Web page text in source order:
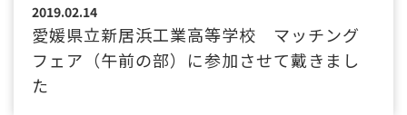
2019.02.14
愛媛県立新居浜工業高等学校 マッチング
フェア（午前の部）に参加させて戴きまし
た